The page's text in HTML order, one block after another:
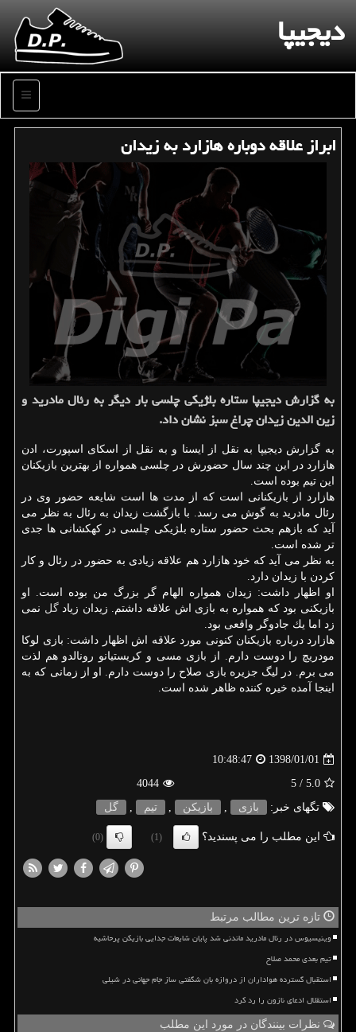
دیجیپا
منو
ابراز علاقه دوباره هازارد به زیدان
به گزارش دیجیپا ستاره بلژیكی چلسی بار دیگر به رئال مادرید و
زین الدین زیدان چراغ سبز نشان داد.
به گزارش دیجیپا به نقل از ایسنا و به نقل از اسكای اسپورت، ادن
هازارد در این چند سال حضورش در چلسی همواره از بهترین بازیكنان
این تیم بوده است.
هازارد از بازیكنانی است كه از مدت ها است شایعه حضور وی در
رئال مادرید به گوش می رسد. با بازگشت زیدان به رئال به نظر می
آید كه بازهم بحث حضور ستاره بلژیكی چلسی در كهكشانی ها جدی
تر شده است.
به نظر می آید كه خود هازارد هم علاقه زیادی به حضور در رئال و كار
كردن با زیدان دارد.
او اظهار داشت: زیدان همواره الهام گر بزرگ من بوده است. او
بازیكنی بود كه همواره به بازی اش علاقه داشتم. زیدان زیادگل نمی
زد اما یك جادوگر واقعی بود.
هازارد درباره بازیكنان كنونی مورد علاقه اش اظهار داشت: بازی لوكا
مودریچ را دوست دارم. از بازی مسی و كریستیانو رونالدو هم لذت
می برم. در لیگ جزیره بازی صلاح را دوست دارم. او از زمانی كه به
اینجا آمده خیره كننده ظاهر شده است.
1398/01/01
10:48:47
5.0
/ 5
4044
تگهای خبر:
بازی , بازیكن , تیم , گل
این مطلب را می پسندید؟ (1)
(0)
تازه ترین مطالب مرتبط
وینیسیوس در رئال مادرید ماندنی شد پایان شایعات جدایی بازیکن پرحاشیه
تیم بعدی محمد صلاح
استقبال گسترده هواداران از دروازه بان شگفتی ساز جام جهانی در شیلی
استقلال ادعای نازون را رد کرد
نظرات بینندگان در مورد این مطلب